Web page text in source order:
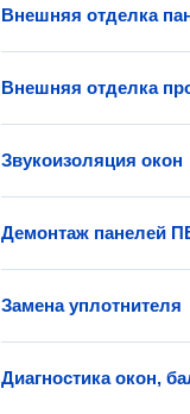
Внешняя отделка
Внешняя отделка
Звукоизоляция окон
Демонтаж панелей
Замена уплотнителя
Диагностика окон,